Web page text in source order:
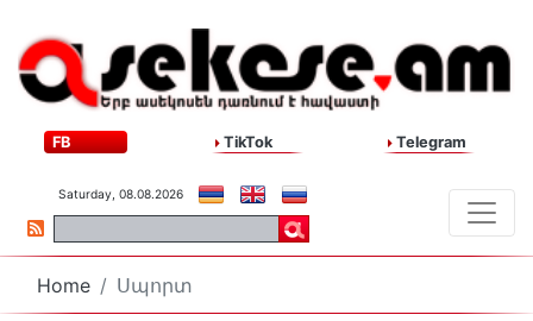
FB TikTok Telegram
Saturday, 08.08.2026
Home Սպորտ